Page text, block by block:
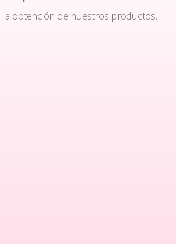
la obtención de nuestros productos.